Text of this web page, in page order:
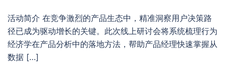
活动简介 在竞争激烈的产品生态中，精准洞察用户决策路
径已成为驱动增长的关键。此次线上研讨会将系统梳理行为
经济学在产品分析中的落地方法，帮助产品经理快速掌握从
数据 […]